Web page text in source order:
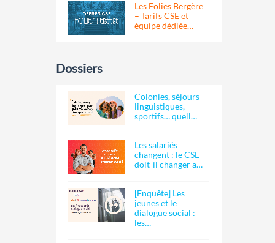
Les Folies Bergère
– Tarifs CSE et
équipe dédiée…
Dossiers
Colonies, séjours
linguistiques,
sportifs… quell…
Les salariés
changent : le CSE
doit-il changer a…
[Enquête] Les
jeunes et le
dialogue social :
les…